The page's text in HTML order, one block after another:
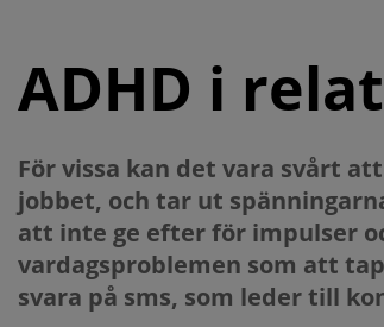
ADHD i
För vissa kan det vara svårt
jobbet, och tar ut
att inte ge efter för impulser
vardagsproblemen som att
svara på sms, som leder till